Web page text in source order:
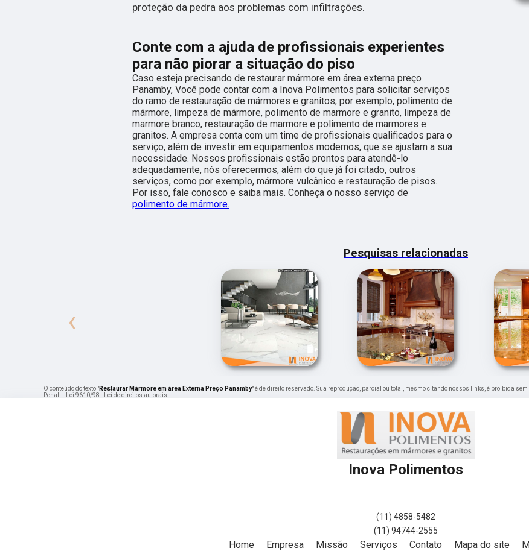
proteção da pedra aos problemas com infiltrações.
Conte com a ajuda de profissionais experientes
para não piorar a situação do piso
Caso esteja precisando de restaurar mármore em área externa preço
Panamby, Você pode contar com a Inova Polimentos para solicitar serviços
do ramo de restauração de mármores e granitos, por exemplo, polimento de
mármore, limpeza de mármore, polimento de marmore e granito, limpeza de
marmore branco, restauração de marmore e polimento de marmores e
granitos. A empresa conta com um time de profissionais qualificados para o
serviço, além de investir em equipamentos modernos, que se ajustam a sua
necessidade. Nossos profissionais estão prontos para atendê-lo
adequadamente, nós oferecermos, além do que já foi citado, outros
serviços, como por exemplo, mármore vulcânico e restauração de pisos.
Por isso, fale conosco e saiba mais. Conheça o nosso serviço de
polimento de mármore.
Pesquisas relacionadas
‹
O conteúdo do texto "Restaurar Mármore em área Externa Preço Panamby" é de direito reservado. Sua reprodução, parcial ou total, mesmo citando nossos links, é proibida
Penal – Lei 9610/98 - Lei de direitos autorais.
Inova Polimentos
(11) 4858-5482
(11) 94744-2555
Home Empresa Missão Serviços Contato Mapa do site